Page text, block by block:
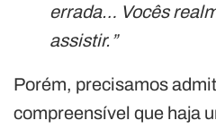
errada… Vocês
assistir.”
Porém, precisamos
compreensível que haja